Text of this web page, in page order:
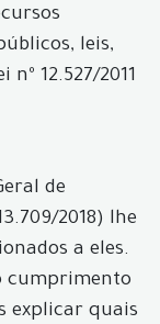
leis,
12.527/2011
de
2018) lhe
a eles.
cumprimento
explicar quais